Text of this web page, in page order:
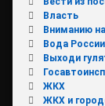
Власть
Вниманию
Вода России
Выходи
ЖКХ
ЖКХ и